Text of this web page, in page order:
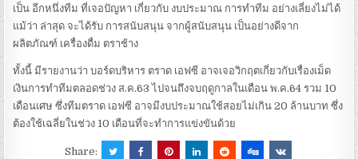
เป็น อีกหนึ่งทีม ที่เจอปัญหา เกี่ยวกับ งบประมาณ การทำทีม อย่างเลี่ยงไม่ได้
แม้ว่า ล่าสุด จะได้รับ การสนับสนุน จากผู้สนับสนุน เป็นอย่างดีจาก
ผลิตภัณฑ์ เครื่องดื่ม ตราช้าง
ทั้งนี้ มีรายงานว่า บอร์ดบริหาร ตราด เอฟซี อาจเจอวิกฤตเกี่ยวกับเรื่องเม็ด
เงินการทำทีมตลอดช่วง ส.ค.63 ไปจนถึงจบฤดูกาลในเดือน พ.ค.64 รวม 10
เดือนเศษ ซึ่งทีมตราด เอฟซี อาจมีงบประมาณใช้สอยไม่เกิน 20 ล้านบาท ซึ่ง
ต้องใช้เฉลี่ยในช่วง​ 10​ เดือนที่จะทำการแข่งขันด้วย
Share: